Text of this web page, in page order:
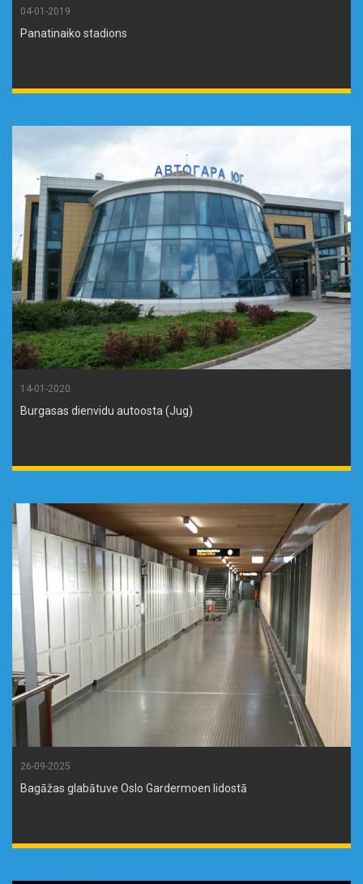
04-01-2019
Panatinaiko stadions
14-01-2020
Burgasas dienvidu autoosta (Jug)
26-09-2025
Bagāžas glabātuve Oslo Gardermoen lidostā